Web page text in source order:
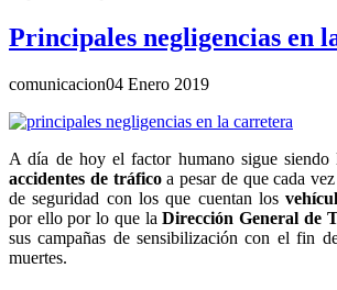
Principales negligencias en
comunicacion04 Enero 2019
A día de hoy el factor humano sigue siendo
accidentes de tráficoa pesar de que cada
de seguridad con los que cuentan los
por ello por lo que laDirección General de
sus campañas de sensibilización con el fin
muertes.